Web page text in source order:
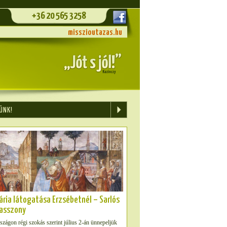
+36 20 565 3258
misszioutazas.hu
látogatása Erzsébetnél – Sarlós
régi szokás szerint július 2-án ünnepeljük